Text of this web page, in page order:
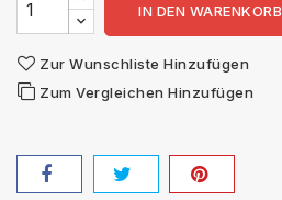
IN DEN WARENKORB
Zur Wunschliste Hinzufügen
Zum Vergleichen Hinzufügen